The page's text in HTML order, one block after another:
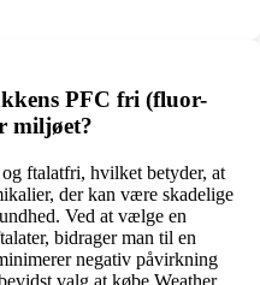
PFC fri (fluor-
miljøet?
ftalatfri, hvilket betyder, at
der kan være skadelige
Ved at vælge en
bidrager man til en
negativ påvirkning
valg at købe Weather